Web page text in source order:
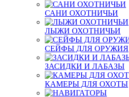
САНИ ОХОТНИЧЬИ
ЛЫЖИ ОХОТНИЧЬИ
СЕЙФЫ ДЛЯ ОРУЖИЯ
ЗАСИДКИ И ЛАБАЗЫ
КАМЕРЫ ДЛЯ ОХОТЫ